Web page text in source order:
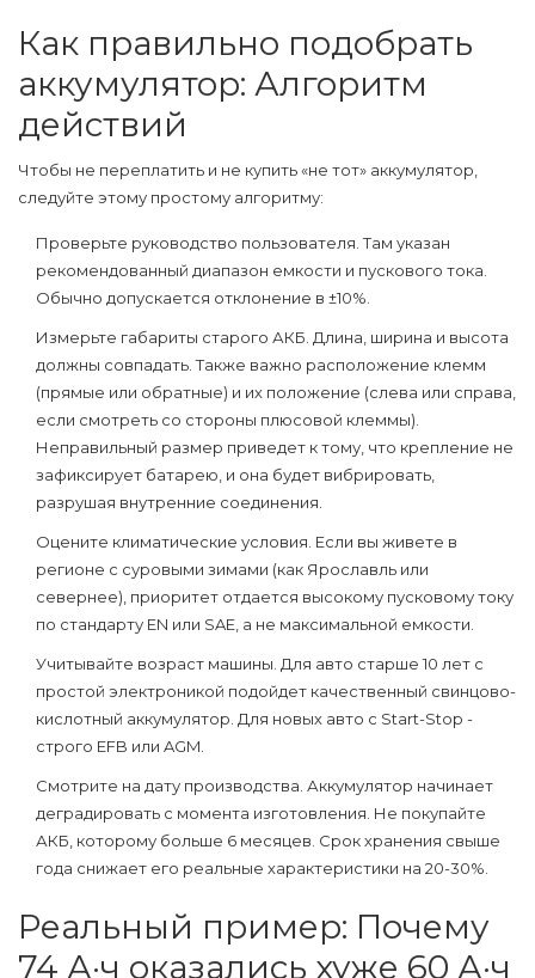
Как правильно подобрать
аккумулятор: Алгоритм
действий
Чтобы не переплатить и не купить «не тот» аккумулятор,
следуйте этому простому алгоритму:
Проверьте руководство пользователя.Там указан
рекомендованный диапазон емкости и пускового тока.
Обычно допускается отклонение в ±10%.
Измерьте габариты старого АКБ. Длина, ширина и высота
должны совпадать. Также важно расположение клемм
(прямые или обратные) и их положение (слева или справа,
если смотреть со стороны плюсовой клеммы).
Неправильный размер приведет к тому, что крепление не
зафиксирует батарею, и она будет вибрировать,
разрушая внутренние соединения.
Оцените климатические условия. Если вы живете в
регионе с суровыми зимами (как Ярославль или
севернее), приоритет отдается высокому пусковому току
по стандарту EN или SAE, а не максимальной емкости.
Учитывайте возраст машины. Для авто старше 10 лет с
простой электроникой подойдет качественный свинцово-
кислотный аккумулятор. Для новых авто с Start-Stop -
строго EFB или AGM.
Смотрите на дату производства. Аккумулятор начинает
деградировать с момента изготовления. Не покупайте
АКБ, которому больше 6 месяцев. Срок хранения свыше
года снижает его реальные характеристики на 20-30%.
Реальный пример: Почему
74 А·ч оказались хуже 60 А·ч